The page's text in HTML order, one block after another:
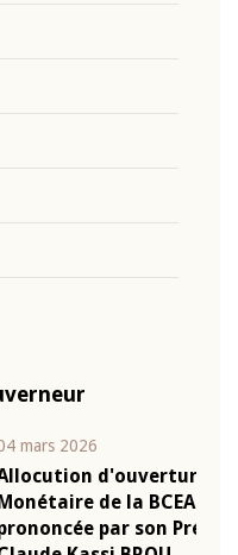
de Politique
mars 2026,
Monsieur Jean-